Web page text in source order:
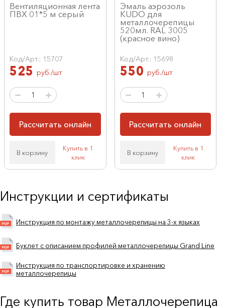
Вентиляционная лента
ПВХ 01*5 м серый
Код/Арт.: 15707
525 руб./шт
Рассчитать онлайн
В корзину
Купить в 1
клик
Эмаль аэрозоль
KUDO для
металлочерепицы
520мл. RAL 3005
(красное вино)
Код/Арт.: 15698
550 руб./шт
Рассчитать онлайн
В корзину
Купить в 1
клик
Инструкции и сертификаты
Инструкция по монтажу металлочерепицы на 3-х языках
Буклет с описанием профилей металлочерепицы Grand Line
Инструкция по транспортировке и хранению
металлочерепицы
Где купить товар Металлочерепица